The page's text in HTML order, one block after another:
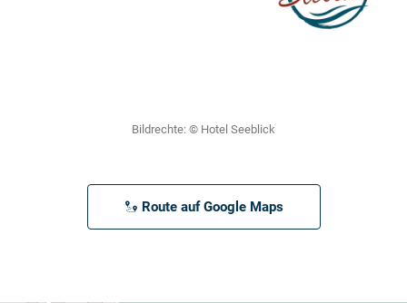
Bildrechte: © Hotel Seeblick
Route auf Google Maps